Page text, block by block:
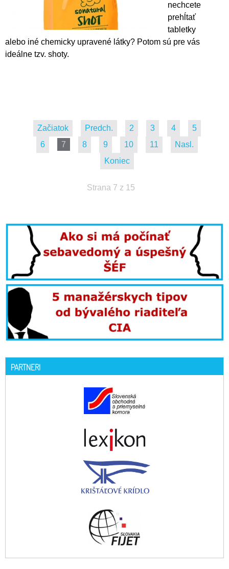
nechcete
prehĺtať
tabletky
alebo iné chemicky upravené látky? Potom sú pre vás
ideálne tzv. shoty.
Začiatok Predch. 2 3 4
5
6
7 8 9 10 11
Nasl.
Koniec
Strana 7 z 15
PARTNERI